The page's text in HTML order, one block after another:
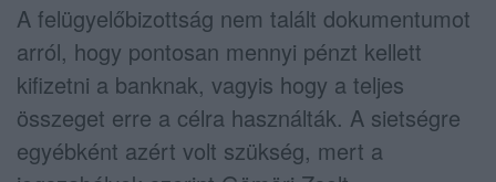
A felügyelőbizottság nem talált dokumentumot
arról, hogy pontosan mennyi pénzt kellett
kifizetni a banknak, vagyis hogy a teljes
összeget erre a célra használták. A sietségre
egyébként azért volt szükség, mert a